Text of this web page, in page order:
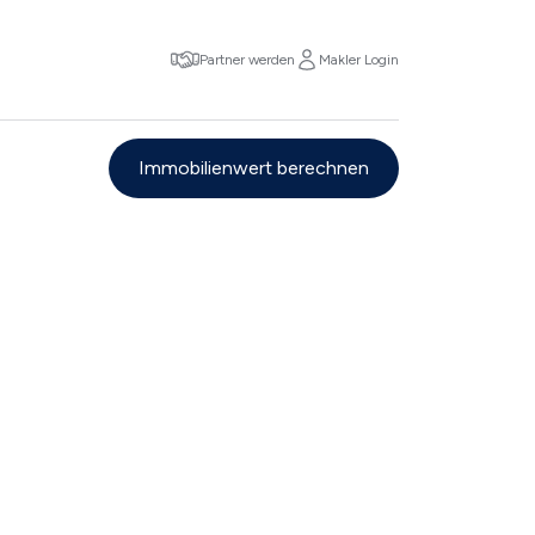
Partner werden Makler Login
Immobilienwert berechnen